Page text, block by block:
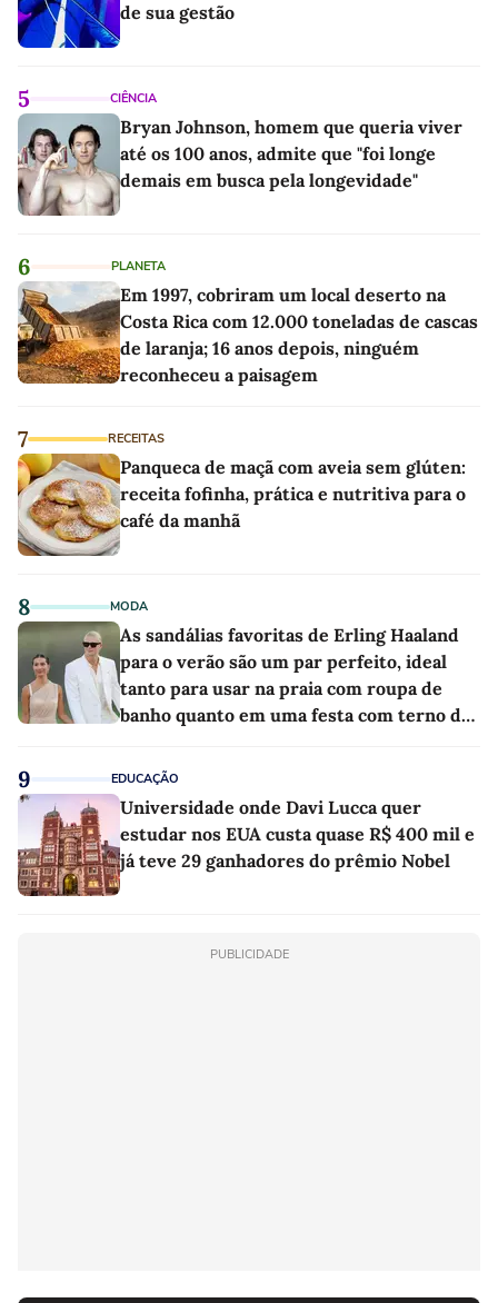
de sua gestão
5 CIÊNCIA
Bryan Johnson, homem que queria viver
até os 100 anos, admite que "foi longe
demais em busca pela longevidade"
6 PLANETA
Em 1997, cobriram um local deserto na
Costa Rica com 12.000 toneladas de cascas
de laranja; 16 anos depois, ninguém
reconheceu a paisagem
7 RECEITAS
Panqueca de maçã com aveia sem glúten:
receita fofinha, prática e nutritiva para o
café da manhã
8 MODA
As sandálias favoritas de Erling Haaland
para o verão são um par perfeito, ideal
tanto para usar na praia com roupa de
banho quanto em uma festa com terno de
9 EDUCAÇÃO
Universidade onde Davi Lucca quer
estudar nos EUA custa quase R$ 400 mil e
já teve 29 ganhadores do prêmio Nobel
PUBLICIDADE